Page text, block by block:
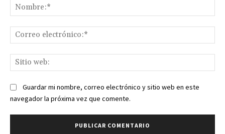
Guardar mi nombre, correo electrónico y sitio web en este
navegador la próxima vez que comente.